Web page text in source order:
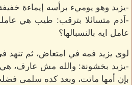
-يزيد وهو يوميء برأسه إيماءة
-آدم متسائلا بترقب: طيب هي
عامل ايه بالنسبالها؟
لوى يزيد فمه في امتعاض، ثم تنهد
-يزيد بخشونة: والله مش عارف، هي
بإن أمها ماتت، وبعد كده سلمى